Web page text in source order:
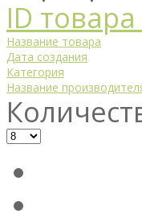
ID
Название товара
Дата создания
Категория
Название